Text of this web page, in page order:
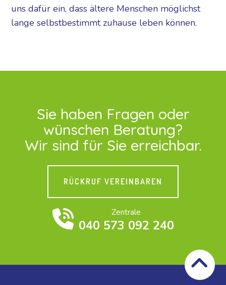
uns dafür ein, dass ältere Menschen möglichst
lange selbstbestimmt zuhause leben können.
Sie haben Fragen oder
wünschen Beratung?
Wir sind für Sie erreichbar.
RÜCKRUF VEREINBAREN
Zentrale
040 573 092 240